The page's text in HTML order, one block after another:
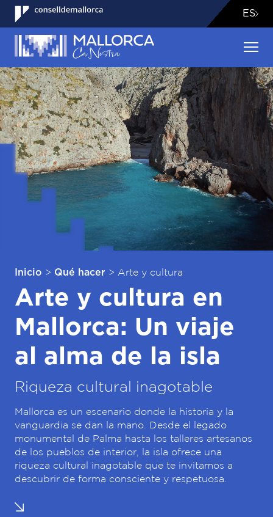
ES
Inicio > Qué hacer > Arte y cultura
Arte y cultura en
Mallorca: Un viaje
al alma de la isla
Riqueza cultural inagotable
Mallorca es un escenario donde la historia y la
vanguardia se dan la mano. Desde el legado
monumental de Palma hasta los talleres artesanos
de los pueblos de interior, la isla ofrece una
riqueza cultural inagotable que te invitamos a
descubrir de forma consciente y respetuosa.